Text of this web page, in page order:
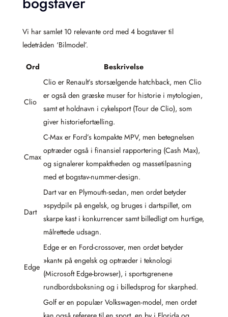
Vi har samlet 10 relevante ord med 4 bogstaver til
ledetråden ‘Bilmodel’.
Ord Beskrivelse
Clio
Clio er Renault’s storsælgende hatchback, men Clio
er også den græske muser for historie i mytologien,
samt et holdnavn i cykelsport (Tour de Clio), som
giver historiefortælling.
Cmax
C-Max er Ford’s kompakte MPV, men betegnelsen
optræder også i finansiel rapportering (Cash Max),
og signalerer kompaktheden og massetilpasning
med et bogstav-nummer-design.
Dart
Dart var en Plymouth-sedan, men ordet betyder
»spydpil« på engelsk, og bruges i dartspillet, om
skarpe kast i konkurrencer samt billedligt om hurtige,
målrettede udsagn.
Edge
Edge er en Ford-crossover, men ordet betyder
»kant« på engelsk og optræder i teknologi
(Microsoft Edge-browser), i sportsgrenene
rundbordsboksning og i billedsprog for skarphed.
Golf er en populær Volkswagen-model, men ordet